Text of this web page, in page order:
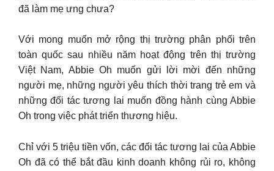
đã làm mẹ ưng chưa?
Với mong muốn mở rộng thị trường phân phối trên
toàn quốc sau nhiều năm hoạt động trên thị trường
Việt Nam, Abbie Oh muốn gửi lời mời đến những
người mẹ, những người yêu thích thời trang trẻ em và
những đối tác tương lai muốn đồng hành cùng Abbie
Oh trong việc phát triển thương hiệu.
Chỉ với 5 triệu tiền vốn, các đối tác tương lai của Abbie
Oh đã có thể bắt đầu kinh doanh không rủi ro, không